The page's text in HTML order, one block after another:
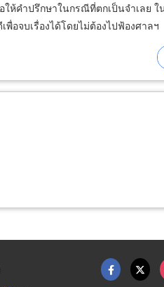
ห้คำปรึกษาในกรณีที่ตกเป็นจำเลย
อจบเรื่องได้โดยไม่ต้องไปฟ้องศาลฯ